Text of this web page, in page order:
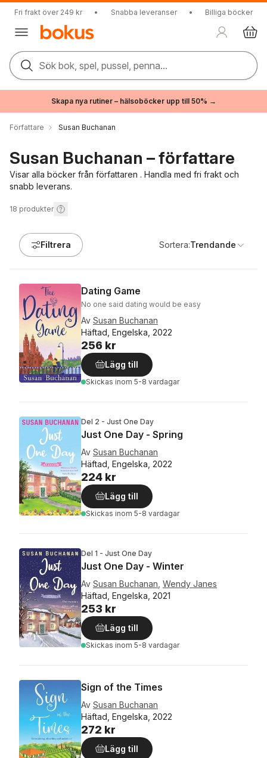
Fri frakt över 249 kr • Snabba leveranser • Billiga böcker
Sök bok, spel, pussel, penna...
Skapa nya rutiner – hälsoböcker upp till 50% →
Författare Susan Buchanan
Susan Buchanan – författare
Visar alla böcker från författaren . Handla med fri frakt och
snabb leverans.
18 produkter
Filtrera Sortera:Trendande
Dating Game
No one said dating would be easy
Av Susan Buchanan
Häftad, Engelska, 2022
256 kr
Lägg till
Skickas inom 5-8 vardagar
Del 2 - Just One Day
Just One Day - Spring
Av Susan Buchanan
Häftad, Engelska, 2022
224 kr
Lägg till
Skickas inom 5-8 vardagar
Del 1 - Just One Day
Just One Day - Winter
Av Susan Buchanan Wendy Janes
Häftad, Engelska, 2021
253 kr
Lägg till
Skickas inom 5-8 vardagar
Sign of the Times
Av Susan Buchanan
Häftad, Engelska, 2022
272 kr
Lägg till